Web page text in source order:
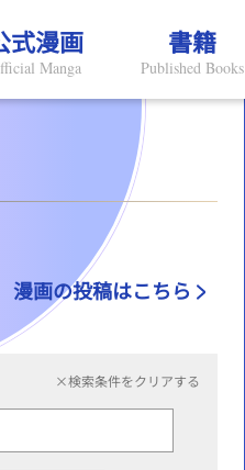
式漫画
Manga
書籍
Published Books
漫画の投稿はこちら
×検索条件をクリアする